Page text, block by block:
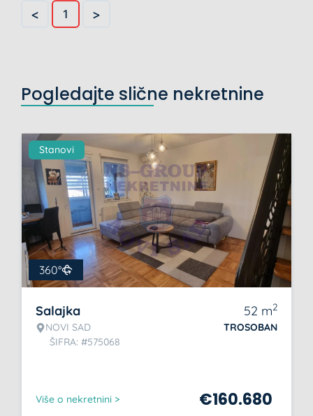
< 1 >
Pogledajte slične nekretnine
Stanovi
360°
Salajka
NOVI SAD
ŠIFRA: #575068
52 m2
TROSOBAN
Više o nekretnini > €160.680